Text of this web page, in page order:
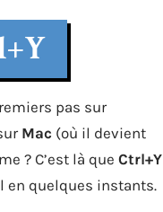
pas sur
Mac (où il devient
? C’est là que Ctrl+Y
en quelques instants.